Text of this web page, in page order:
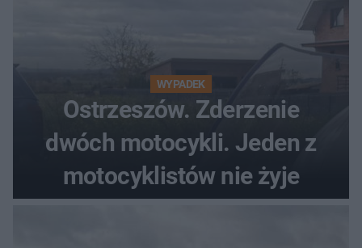
WYPADEK
Ostrzeszów. Zderzenie
dwóch motocykli. Jeden z
motocyklistów nie żyje